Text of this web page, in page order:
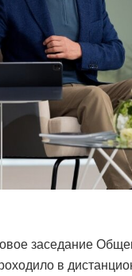
заседание
в